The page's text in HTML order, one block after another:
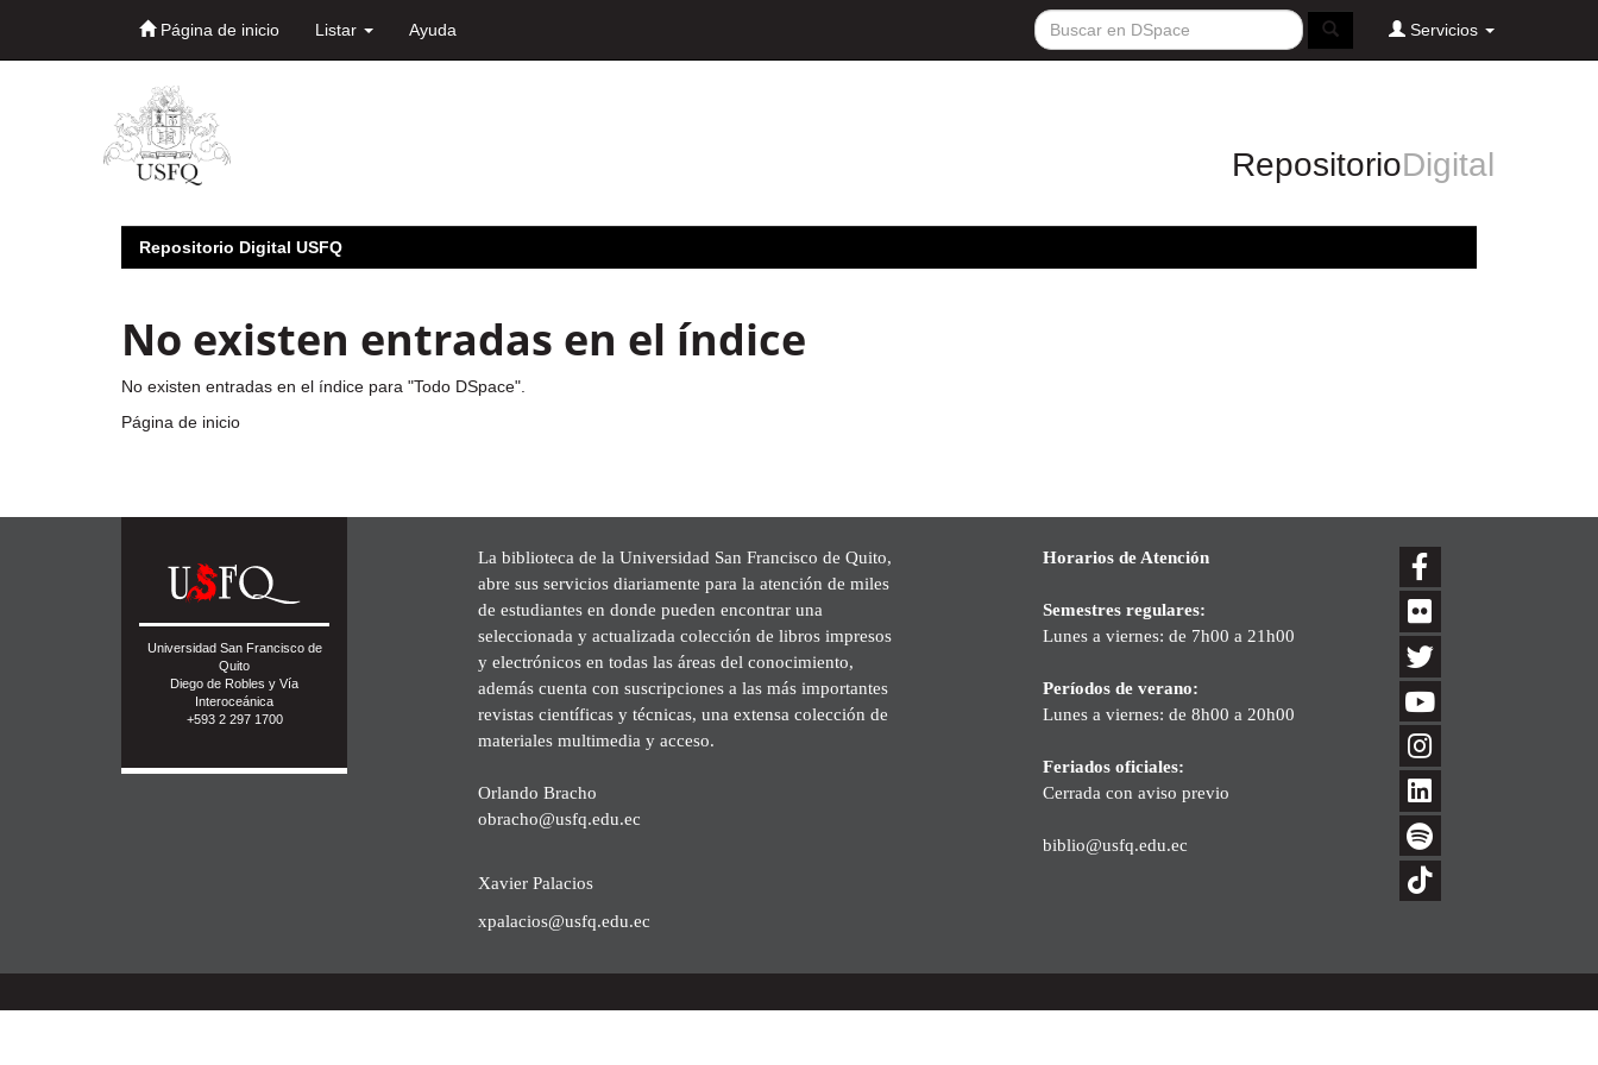
Página de inicio Listar Ayuda Servicios
RepositorioDigital
Repositorio Digital USFQ
No existen entradas en el índice
No existen entradas en el índice para "Todo DSpace".
Página de inicio
Universidad San Francisco de
Quito
Diego de Robles y Vía
Interoceánica
+593 2 297 1700
La biblioteca de la Universidad San Francisco de Quito,
abre sus servicios diariamente para la atención de miles
de estudiantes en donde pueden encontrar una
seleccionada y actualizada colección de libros impresos
y electrónicos en todas las áreas del conocimiento,
además cuenta con suscripciones a las más importantes
revistas científicas y técnicas, una extensa colección de
materiales multimedia y acceso.
Orlando Bracho
obracho@usfq.edu.ec
Xavier Palacios
xpalacios@usfq.edu.ec
Horarios de Atención
Semestres regulares:
Lunes a viernes: de 7h00 a 21h00
Períodos de verano:
Lunes a viernes: de 8h00 a 20h00
Feriados oficiales:
Cerrada con aviso previo
biblio@usfq.edu.ec